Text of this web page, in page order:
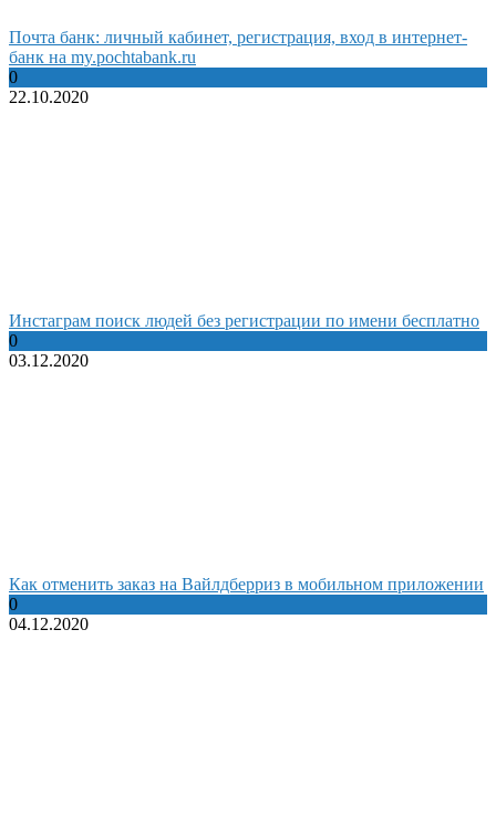
Почта банк: личный кабинет, регистрация, вход в интернет-
банк на my.pochtabank.ru
0
22.10.2020
Инстаграм поиск людей без регистрации по имени бесплатно
0
03.12.2020
Как отменить заказ на Вайлдберриз в мобильном приложении
0
04.12.2020